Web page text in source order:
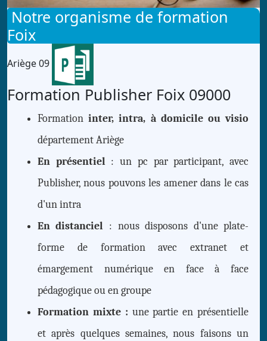
Notre organisme de formation
Foix
Ariège 09
Formation Publisher Foix 09000
Formationinter, intra, à domicile ou visio
département Ariège
En présentiel: un pc par participant, avec
Publisher, nous pouvons les amener dans le cas
d'un intra
En distanciel : nous disposons d'une plate-
forme de formation avec extranet et
émargement numérique en face à face
pédagogique ou en groupe
Formation mixte : une partie en présentielle
et après quelques semaines, nous faisons un